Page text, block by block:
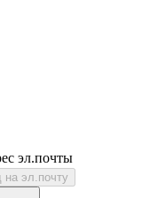
эл.почты
на эл.почту